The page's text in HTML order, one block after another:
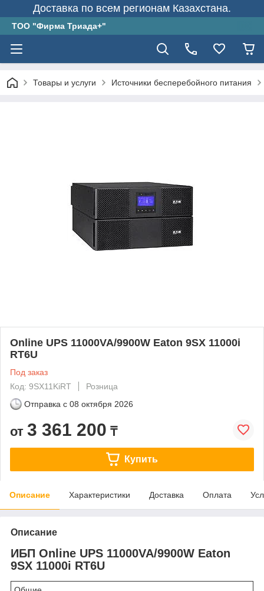
Доставка по всем регионам Казахстана.
ТОО "Фирма Триада+"
Товары и услуги Источники бесперебойного питания
Online UPS 11000VA/9900W Eaton 9SX 11000i
RT6U
Под заказ
Код: 9SX11KiRT
Розница
Отправка с 08 октября 2026
от 3 361 200 ₸
Купить
Описание Характеристики Доставка Оплата
Описание
ИБП Online UPS 11000VA/9900W Eaton
9SX 11000i RT6U